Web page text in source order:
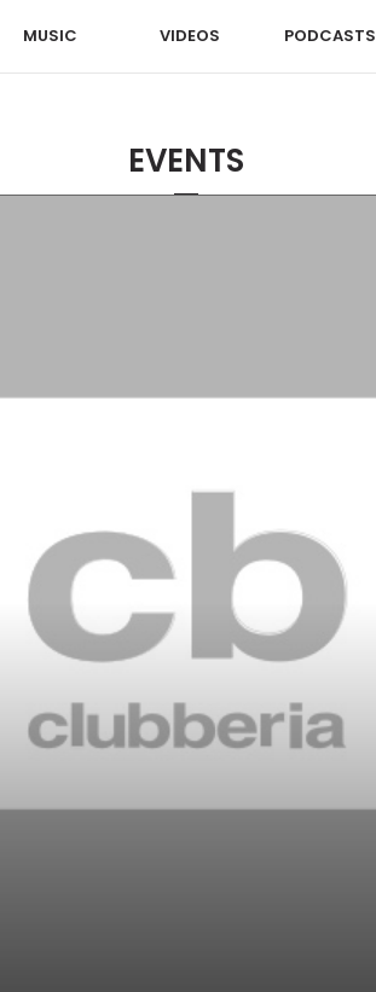
MUSIC VIDEOS PODCASTS
EVENTS